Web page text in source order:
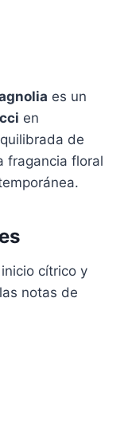
es un
en
de
fragancia floral
cítrico y
notas de